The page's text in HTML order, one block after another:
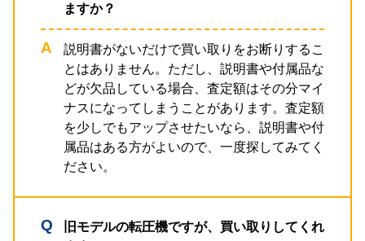
ますか？
説明書がないだけで買い取りをお断りするこ
とはありません。ただし、説明書や付属品な
どが欠品している場合、査定額はその分マイ
ナスになってしまうことがあります。査定額
を少しでもアップさせたいなら、説明書や付
属品はある方がよいので、一度探してみてく
ださい。
旧モデルの転圧機ですが、買い取りしてくれ